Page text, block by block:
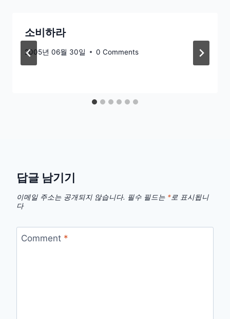
소비하라
2005년 06월 30일 0 Comments
답글 남기기
이메일 주소는 공개되지 않습니다. 필수 필드는 *로 표시됩니
다
Comment *